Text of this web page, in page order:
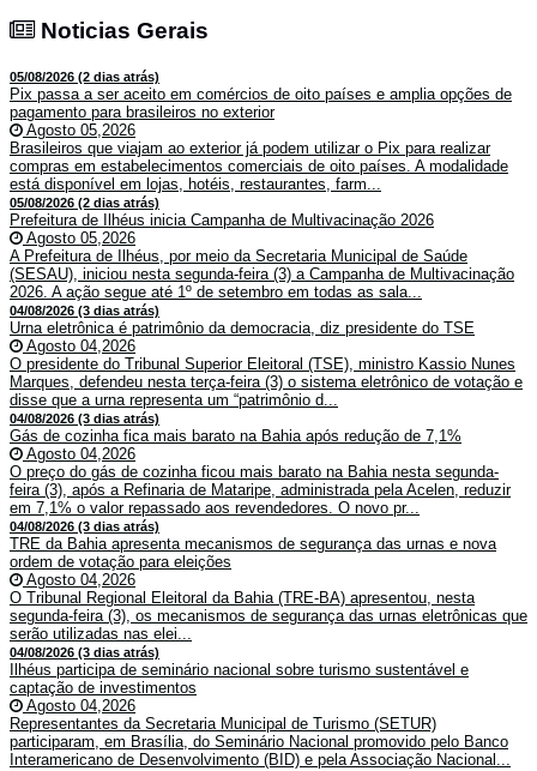
Noticias Gerais
05/08/2026 (2 dias atrás)
Pix passa a ser aceito em comércios de oito países e amplia opções de
pagamento para brasileiros no exterior
Agosto 05,2026
Brasileiros que viajam ao exterior já podem utilizar o Pix para realizar
compras em estabelecimentos comerciais de oito países. A modalidade
está disponível em lojas, hotéis, restaurantes, farm...
05/08/2026 (2 dias atrás)
Prefeitura de Ilhéus inicia Campanha de Multivacinação 2026
Agosto 05,2026
A Prefeitura de Ilhéus, por meio da Secretaria Municipal de Saúde
(SESAU), iniciou nesta segunda-feira (3) a Campanha de Multivacinação
2026. A ação segue até 1º de setembro em todas as sala...
04/08/2026 (3 dias atrás)
Urna eletrônica é patrimônio da democracia, diz presidente do TSE
Agosto 04,2026
O presidente do Tribunal Superior Eleitoral (TSE), ministro Kassio Nunes
Marques, defendeu nesta terça-feira (3) o sistema eletrônico de votação e
disse que a urna representa um “patrimônio d...
04/08/2026 (3 dias atrás)
Gás de cozinha fica mais barato na Bahia após redução de 7,1%
Agosto 04,2026
O preço do gás de cozinha ficou mais barato na Bahia nesta segunda-
feira (3), após a Refinaria de Mataripe, administrada pela Acelen, reduzir
em 7,1% o valor repassado aos revendedores. O novo pr...
04/08/2026 (3 dias atrás)
TRE da Bahia apresenta mecanismos de segurança das urnas e nova
ordem de votação para eleições
Agosto 04,2026
O Tribunal Regional Eleitoral da Bahia (TRE-BA) apresentou, nesta
segunda-feira (3), os mecanismos de segurança das urnas eletrônicas que
serão utilizadas nas elei...
04/08/2026 (3 dias atrás)
Ilhéus participa de seminário nacional sobre turismo sustentável e
captação de investimentos
Agosto 04,2026
Representantes da Secretaria Municipal de Turismo (SETUR)
participaram, em Brasília, do Seminário Nacional promovido pelo Banco
Interamericano de Desenvolvimento (BID) e pela Associação Nacional...